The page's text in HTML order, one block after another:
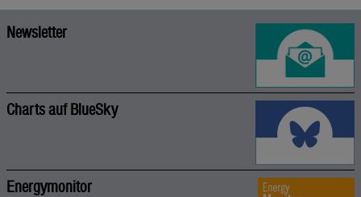
Newsletter
Charts auf BlueSky
Energymonitor